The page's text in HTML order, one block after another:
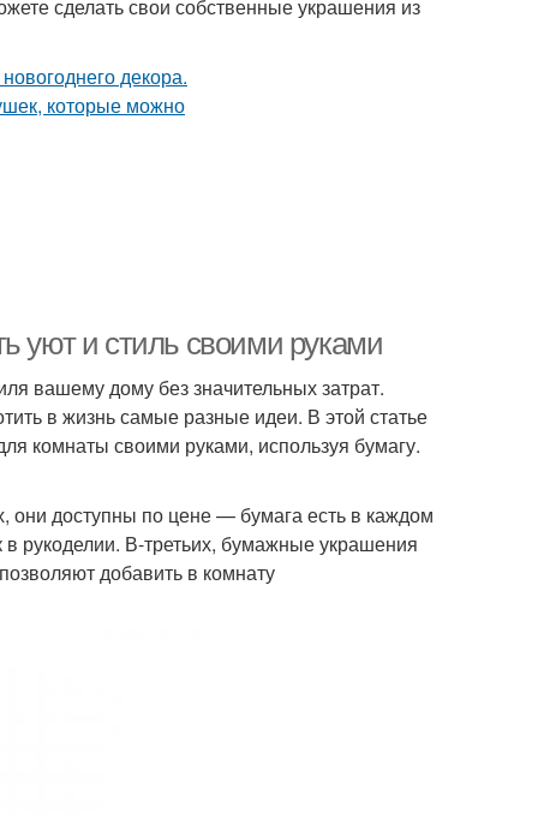
сделать свои собственные украшения из
уют и стиль своими руками
вашему дому без значительных затрат.
в жизнь самые разные идеи. В этой статье
комнаты своими руками, используя бумагу.
доступны по цене — бумага есть в каждом
рукоделии. В-третьих, бумажные украшения
добавить в комнату